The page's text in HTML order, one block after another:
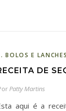
BOLOS E LANCHES
DE
Patty Martins
aqui é a